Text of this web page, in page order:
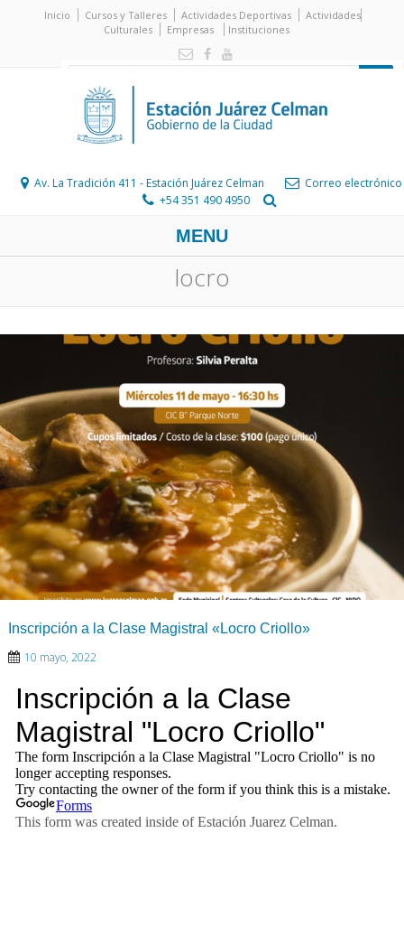
Inicio Cursos y Talleres Actividades Deportivas
Actividades
Culturales
Empresas Instituciones
Av. La Tradición 411 - Estación Juárez Celman
Correo electrónico
+54 351 490 4950
MENU
locro
Inscripción a la Clase Magistral «Locro Criollo»
10 mayo, 2022